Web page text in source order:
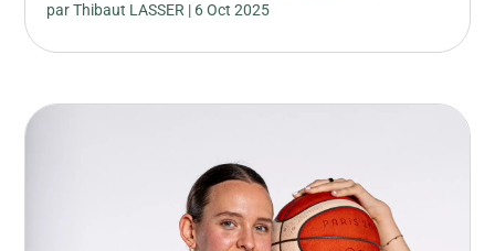
parThibaut LASSER | 6 Oct 2025